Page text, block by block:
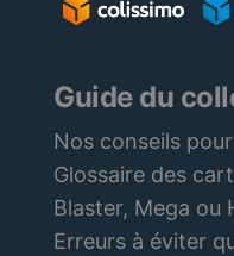
Guide du
Nos conseils
Glossaire des
Blaster, Mega ou
Erreurs à éviter